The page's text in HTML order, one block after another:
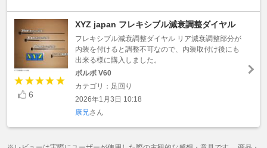
6
XYZ japan フレキシブル減衰調整ダイヤル
フレキシブル減衰調整ダイヤル リア減衰調整部分が
内装を付けると調整不可なので、内装取付け後にも
出来る様に購入しました。
ボルボ V60
カテゴリ：足回り
2026年1月3日 10:18
康兄さん